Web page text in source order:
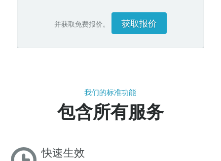
并获取免费报价。 获取报价
我们的标准功能
包含所有服务
快速生效